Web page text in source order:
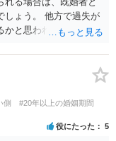
しょう。 他方で過失が
かと思われます。 ま
て婚姻関係が破綻して
を受けていたとしても
りしないでしょう。 探
、一部に限られるも
ず、支払い義務がな
側
#20年以上の婚姻期間
役にたった 5